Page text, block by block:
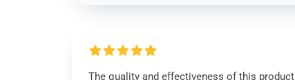
The quality and effectiveness of this product